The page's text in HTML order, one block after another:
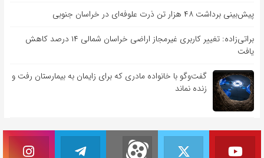
پیش‌بینی برداشت ۴۸ هزار تن ذرت علوفه‌ای در خراسان جنوبی
براتی‌زاده: تغییر کاربری غیرمجاز اراضی خراسان شمالی ۱۴ درصد کاهش
یافت
گفت‌وگو با خانواده مادری که برای زایمان به بیمارستان رفت و
زنده نماند